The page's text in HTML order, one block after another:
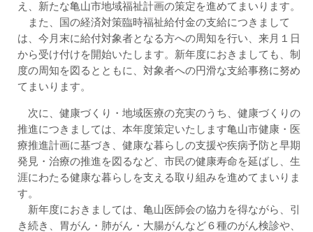
え、新たな亀山市地域福祉計画の策定を進めてまいります。
また、国の経済対策臨時福祉給付金の支給につきまして
は、今月末に給付対象者となる方への周知を行い、来月１日
から受け付けを開始いたします。新年度におきましても、制
度の周知を図るとともに、対象者への円滑な支給事務に努め
てまいります。
次に、健康づくり・地域医療の充実のうち、健康づくりの
推進につきましては、本年度策定いたします亀山市健康・医
療推進計画に基づき、健康な暮らしの支援や疾病予防と早期
発見・治療の推進を図るなど、市民の健康寿命を延ばし、生
涯にわたる健康な暮らしを支える取り組みを進めてまいりま
す。
新年度におきましては、亀山医師会の協力を得ながら、引
き続き、胃がん・肺がん・大腸がんなど６種のがん検診や、